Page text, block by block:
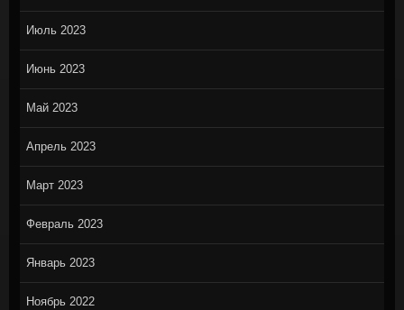
Июль 2023
Июнь 2023
Май 2023
Апрель 2023
Март 2023
Февраль 2023
Январь 2023
Ноябрь 2022